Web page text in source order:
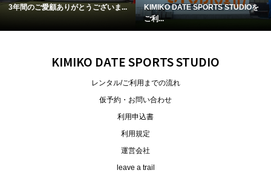
3年間のご愛顧ありがとうございま...
KIMIKO DATE SPORTS STUDIOを
ご利...
KIMIKO DATE SPORTS STUDIO
レンタル/ご利用までの流れ
仮予約・お問い合わせ
利用申込書
利用規定
運営会社
leave a trail